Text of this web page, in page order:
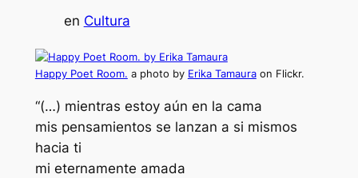
en Cultura
Happy Poet Room. a photo by Erika Tamauraon Flickr.
“(…) mientras estoy aún en la cama
mis pensamientos se lanzan a si mismos
hacia ti
mi eternamente amada